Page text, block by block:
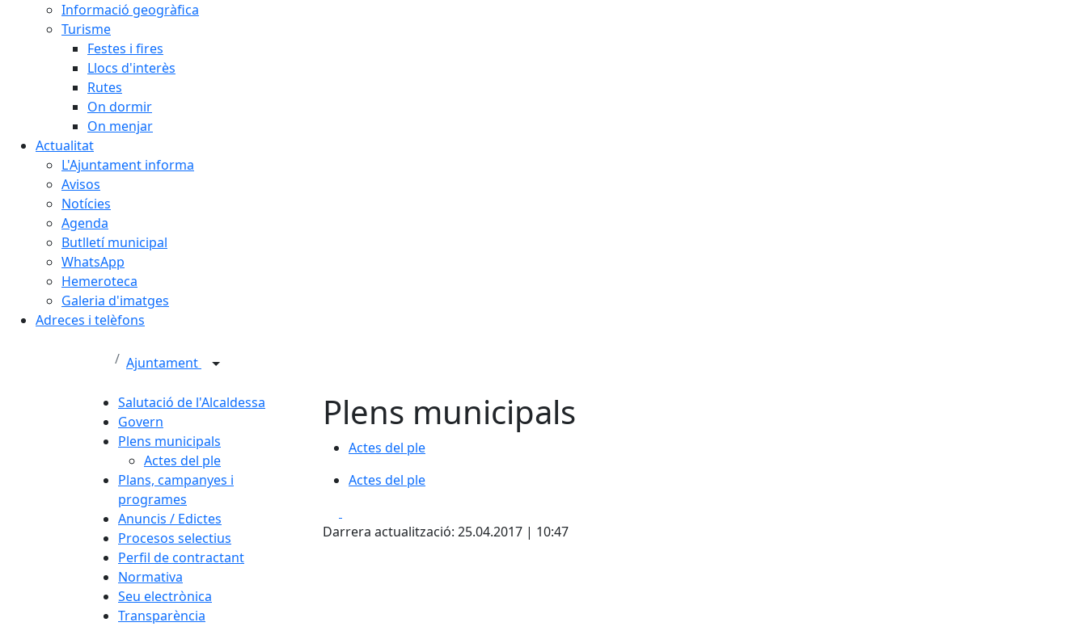
Informació geogràfica
Turisme
Festes i fires
Llocs d'interès
Rutes
On dormir
On menjar
Actualitat
L'Ajuntament informa
Avisos
Notícies
Agenda
Butlletí municipal
WhatsApp
Hemeroteca
Galeria d'imatges
Adreces i telèfons
Ajuntament
Salutació de l'Alcaldessa
Govern
Plens municipals
Actes del ple
Plans, campanyes i
programes
Anuncis / Edictes
Procesos selectius
Perfil de contractant
Normativa
Seu electrònica
Transparència
Plens municipals
Actes del ple
Actes del ple
Darrera actualització: 25.04.2017 | 10:47